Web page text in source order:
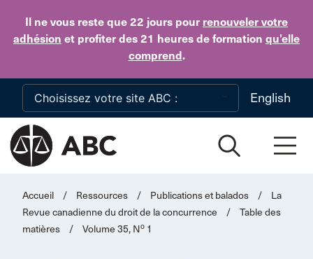
Il ne vous reste que 22 jours pour renouveler votre
adhésion et profiter des 21 heures de formation qu’elle
comprend.
Skip to main content
English
Accueil / Ressources / Publications et balados /
La
Revue canadienne du droit de la concurrence
/
Table des
matières
/ Volume 35, No 1